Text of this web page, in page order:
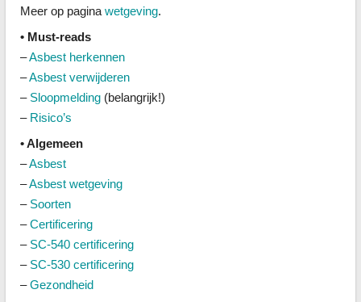
Meer op pagina wetgeving.
• Must-reads
–Asbest herkennen
–Asbest verwijderen
– Sloopmelding(belangrijk!)
– Risico’s
• Algemeen
–Asbest
–Asbest wetgeving
– Soorten
–Certificering
– SC-540 certificering
– SC-530 certificering
–Gezondheid